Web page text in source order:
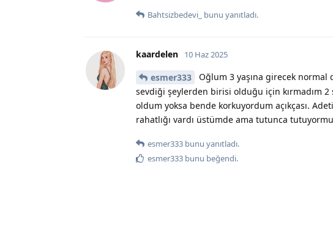
Bahtsizbedevi_ bunu yanıtladı.
kaardelen 10 Haz 2025
esmer333
Oğlum 3 yaşına girecek
sevdiği şeylerden birisi olduğu için kırmadım
oldum yoksa bende korkuyordum açıkçası.
rahatlığı vardı üstümde ama tutunca
esmer333 bunu yanıtladı.
esmer333 bunu beğendi.